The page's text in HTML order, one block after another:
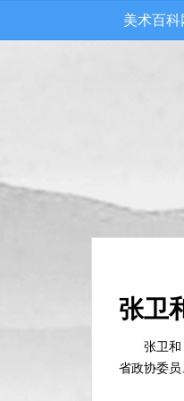
美术百科
张卫
张卫
省政协委